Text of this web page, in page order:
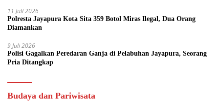
11 Juli 2026
Polresta Jayapura Kota Sita 359 Botol Miras Ilegal, Dua Orang
Diamankan
9 Juli 2026
Polisi Gagalkan Peredaran Ganja di Pelabuhan Jayapura, Seorang
Pria Ditangkap
Budaya dan Pariwisata